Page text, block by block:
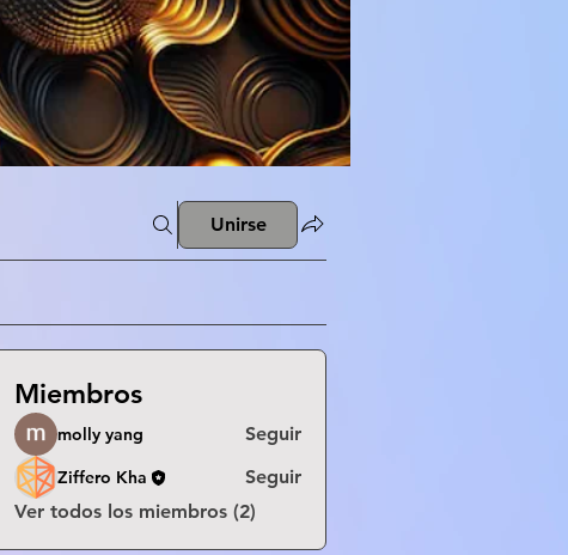
Unirse
Miembros
molly yang Seguir
Ziffero Kha
Seguir
Ver todos los miembros (2)